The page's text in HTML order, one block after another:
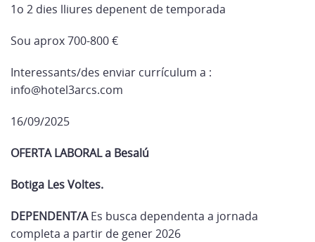
1o 2 dies lliures depenent de temporada
Sou aprox 700-800 €
Interessants/des enviar currículum a :
info@hotel3arcs.com
16/09/2025
OFERTA LABORAL a Besalú
Botiga Les Voltes.
DEPENDENT/AEs busca dependenta a jornada
completa a partir de gener 2026